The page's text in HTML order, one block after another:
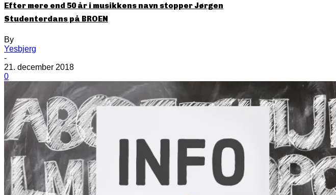
Efter mere end 50 år i musikkens navn stopper Jørgen
Studenterdans på BROEN
By
Yesbjerg
-
21. december 2018
0